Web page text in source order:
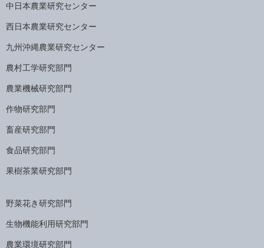
中日本農業研究センター
西日本農業研究センター
九州沖縄農業研究センター
農村工学研究部門
農業機械研究部門
作物研究部門
畜産研究部門
食品研究部門
果樹茶業研究部門
野菜花き研究部門
生物機能利用研究部門
農業環境研究部門